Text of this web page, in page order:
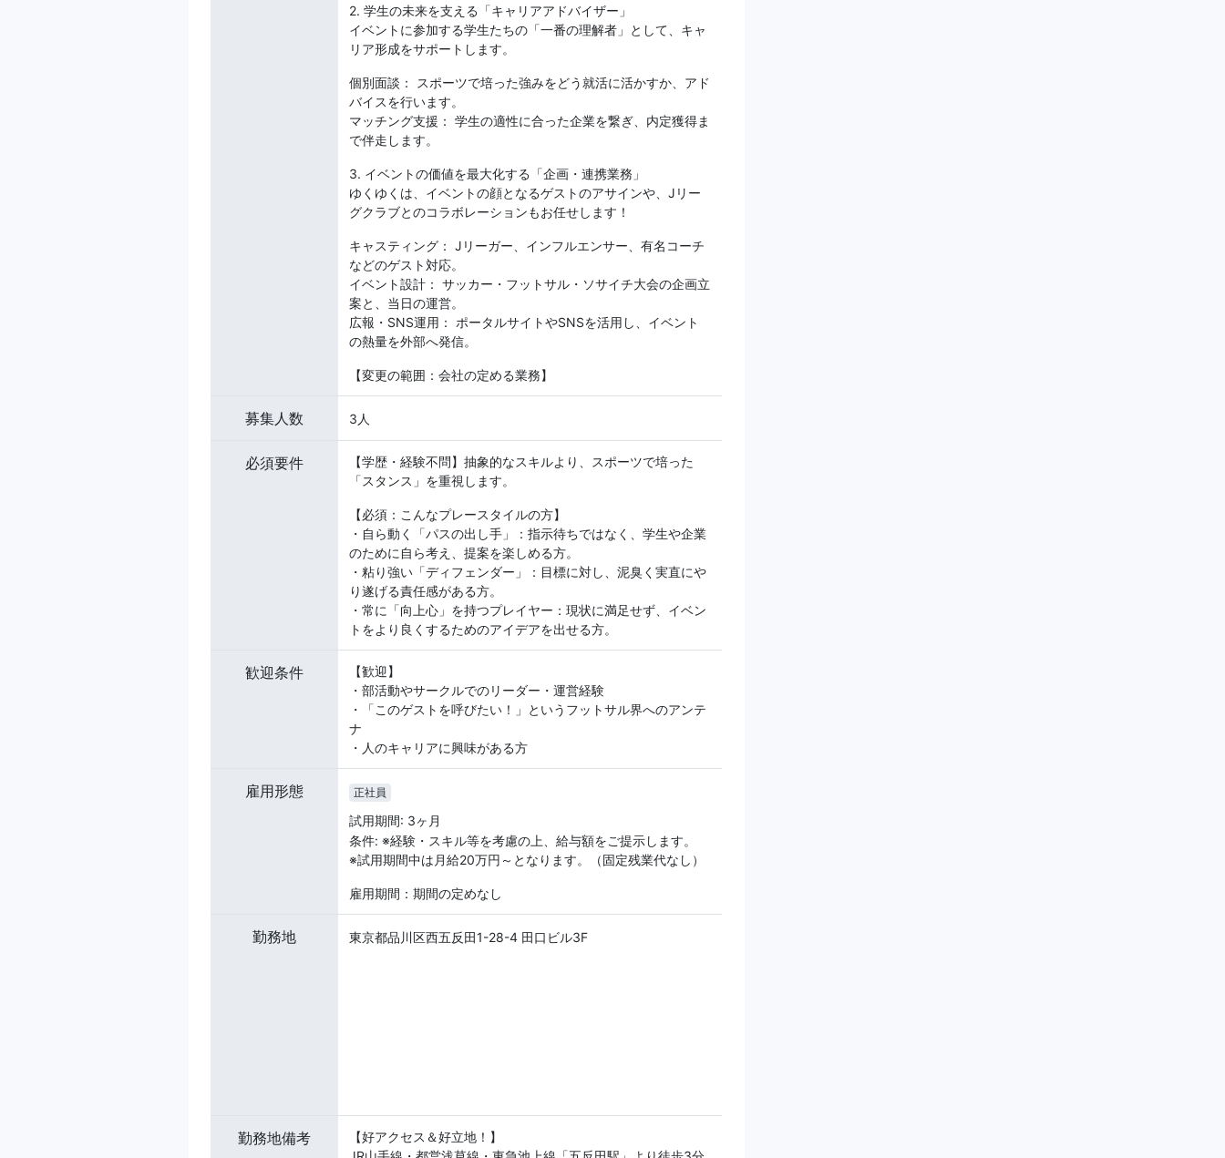
2. 学生の未来を支える「キャリアアドバイザー」
イベントに参加する学生たちの「一番の理解者」として、キャ
リア形成をサポートします。
個別面談： スポーツで培った強みをどう就活に活かすか、アド
バイスを行います。
マッチング支援： 学生の適性に合った企業を繋ぎ、内定獲得ま
で伴走します。
3. イベントの価値を最大化する「企画・連携業務」
ゆくゆくは、イベントの顔となるゲストのアサインや、Jリー
グクラブとのコラボレーションもお任せします！
キャスティング： Jリーガー、インフルエンサー、有名コーチ
などのゲスト対応。
イベント設計： サッカー・フットサル・ソサイチ大会の企画立
案と、当日の運営。
広報・SNS運用： ポータルサイトやSNSを活用し、イベント
の熱量を外部へ発信。
【変更の範囲：会社の定める業務】
募集人数 3人
必須要件
【学歴・経験不問】抽象的なスキルより、スポーツで培った
「スタンス」を重視します。
【必須：こんなプレースタイルの方】
・自ら動く「パスの出し手」：指示待ちではなく、学生や企業
のために自ら考え、提案を楽しめる方。
・粘り強い「ディフェンダー」：目標に対し、泥臭く実直にや
り遂げる責任感がある方。
・常に「向上心」を持つプレイヤー：現状に満足せず、イベン
トをより良くするためのアイデアを出せる方。
歓迎条件
【歓迎】
・部活動やサークルでのリーダー・運営経験
・「このゲストを呼びたい！」というフットサル界へのアンテ
ナ
・人のキャリアに興味がある方
雇用形態 正社員
試用期間: 3ヶ月
条件: ※経験・スキル等を考慮の上、給与額をご提示します。
※試用期間中は月給20万円～となります。（固定残業代なし）
雇用期間：期間の定めなし
勤務地 東京都品川区西五反田1-28-4 田口ビル3F
勤務地備考
【好アクセス＆好立地！】